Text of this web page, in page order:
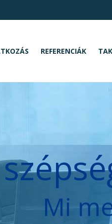
REFERENCIÁK
Mi